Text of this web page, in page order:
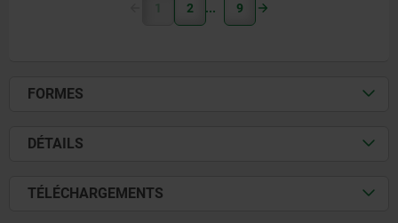
1 2 9
FORMES
DÉTAILS
TÉLÉCHARGEMENTS